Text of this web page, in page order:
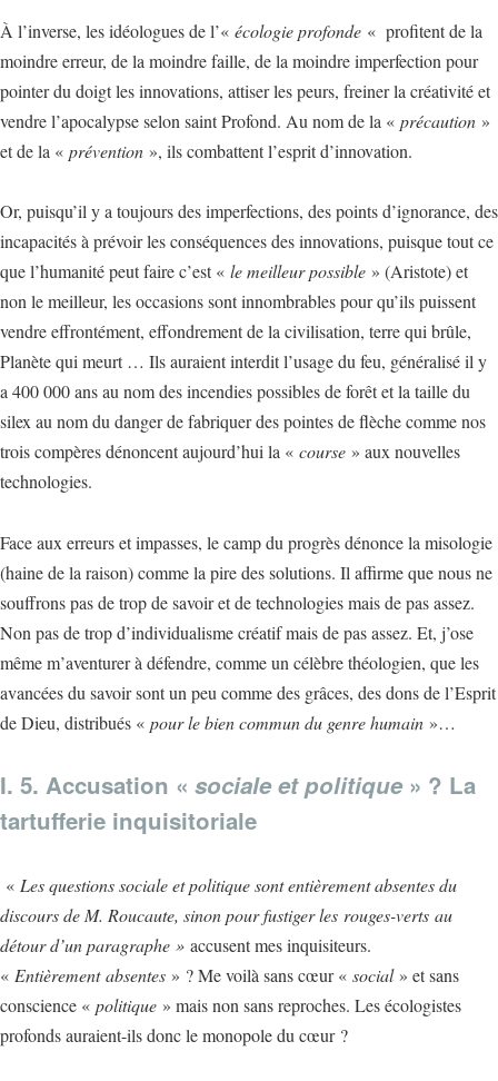
À l’inverse, les idéologues de l’« écologie profonde « profitent de la
moindre erreur, de la moindre faille, de la moindre imperfection pour
pointer du doigt les innovations, attiser les peurs, freiner la créativité et
vendre l’apocalypse selon saint Profond. Au nom de la « précaution »
et de la « prévention », ils combattent l’esprit d’innovation.
Or, puisqu’il y a toujours des imperfections, des points d’ignorance, des
incapacités à prévoir les conséquences des innovations, puisque tout ce
que l’humanité peut faire c’est « le meilleur possible » (Aristote) et
non le meilleur, les occasions sont innombrables pour qu’ils puissent
vendre effrontément, effondrement de la civilisation, terre qui brûle,
Planète qui meurt … Ils auraient interdit l’usage du feu, généralisé il y
a 400 000 ans au nom des incendies possibles de forêt et la taille du
silex au nom du danger de fabriquer des pointes de flèche comme nos
trois compères dénoncent aujourd’hui la « course » aux nouvelles
technologies.
Face aux erreurs et impasses, le camp du progrès dénonce la misologie
(haine de la raison) comme la pire des solutions. Il affirme que nous ne
souffrons pas de trop de savoir et de technologies mais de pas assez.
Non pas de trop d’individualisme créatif mais de pas assez. Et, j’ose
même m’aventurer à défendre, comme un célèbre théologien, que les
avancées du savoir sont un peu comme des grâces, des dons de l’Esprit
de Dieu, distribués « pour le bien commun du genre humain »…
I. 5. Accusation « sociale et politique» ? La
tartufferie inquisitoriale
« Les questions sociale et politique sont entièrement absentes du
discours de M. Roucaute, sinon pour fustiger les rouges-verts au
détour d’un paragraphe » accusent mes inquisiteurs.
« Entièrement absentes » ? Me voilà sans cœur « social» et sans
conscience « politique » mais non sans reproches. Les écologistes
profonds auraient-ils donc le monopole du cœur ?